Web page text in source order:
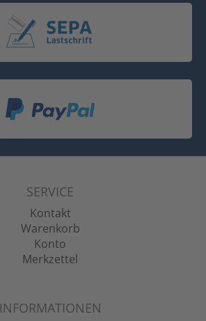
SERVICE
Kontakt
Warenkorb
Konto
Merkzettel
INFORMATIONEN